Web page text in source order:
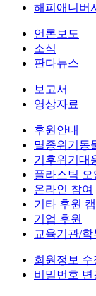
해피애니버
언론보도
소식
판다뉴스
보고서
영상자료
후원안내
멸종위기동
기후위기대
플라스틱 오
온라인 참여
기타 후원
기업 후원
교육기관/학
회원정보 수
비밀번호 변